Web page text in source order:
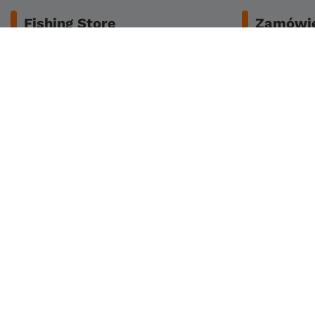
Fishing Store